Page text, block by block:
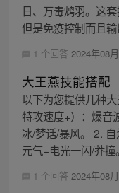
日、万毒鸩羽。这
但是免疫控制而且
1 个回答 2024年08
大王燕技能搭配
以下为您提供几种
特攻速度+）：爆音
冰/梦话/暴风。 2.
元气+电光一闪/莽撞
1 个回答 2024年08